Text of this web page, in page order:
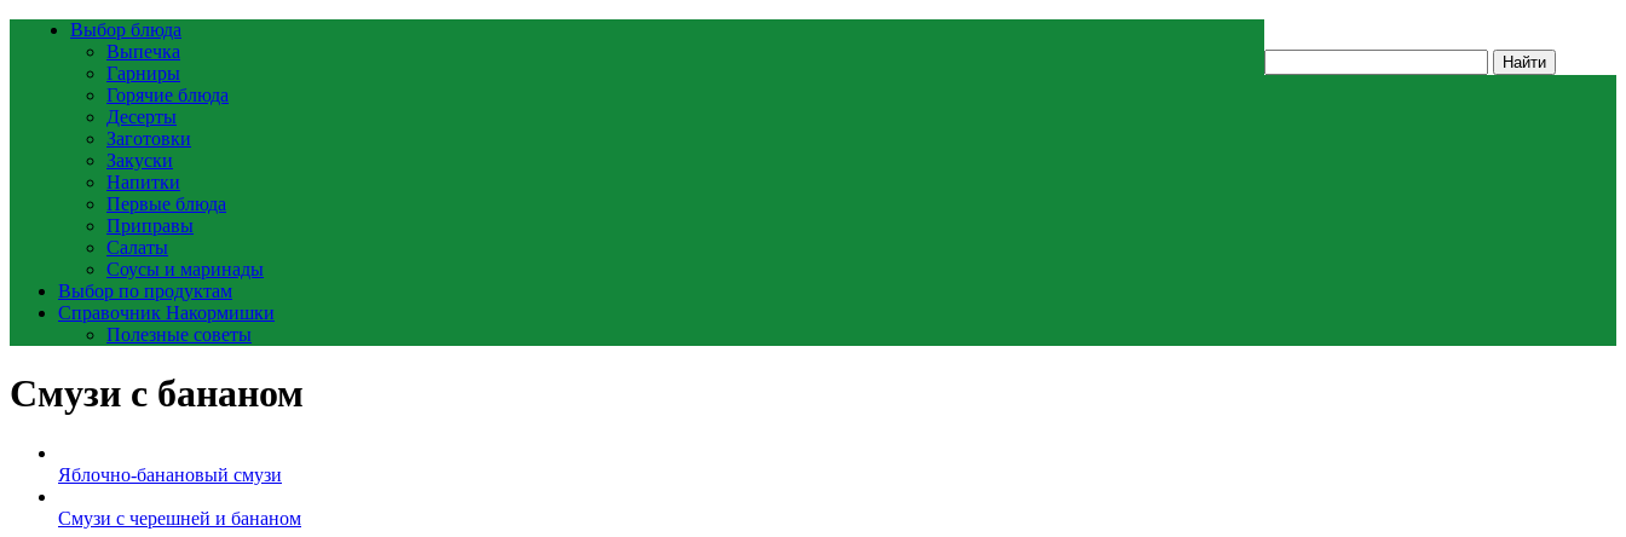
Выбор блюда
Выпечка
Гарниры
Горячие блюда
Десерты
Заготовки
Закуски
Напитки
Первые блюда
Приправы
Салаты
Соусы и маринады
Выбор по продуктам
Справочник Накормишки
Полезные советы
Смузи с бананом
Яблочно-банановый смузи
Смузи с черешней и бананом